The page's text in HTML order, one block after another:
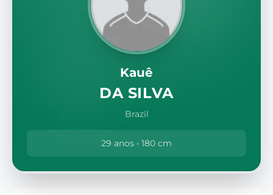
Kauê
DA SILVA
Brazil
29 anos • 180 cm